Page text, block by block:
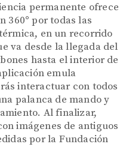
permanente ofrece
360° por todas las
en un recorrido
va desde la llegada del
hasta el interior de
emula
interactuar con todos
palanca de mandoy
Al finalizar,
imágenes de antiguos
por la Fundación